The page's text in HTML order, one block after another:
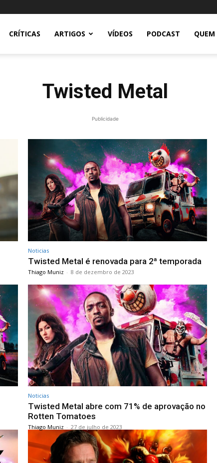
CRÍTICAS ARTIGOS VÍDEOS PODCAST QUEM
Twisted Metal
Publicidade
Noticias
Twisted Metal é renovada para 2ª temporada
Thiago Muniz - 8 de dezembro de 2023
Noticias
Twisted Metal abre com 71% de aprovação no
Rotten Tomatoes
Thiago Muniz - 27 de julho de 2023